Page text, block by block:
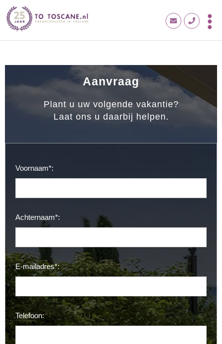
Aanvraag
Plant u uw volgende vakantie?
Laat ons u daarbij helpen.
Voornaam*:
Achternaam*:
E-mailadres*:
Telefoon: